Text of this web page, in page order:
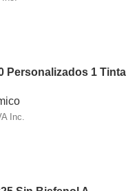
Personalizados 1 Tinta
Inc.